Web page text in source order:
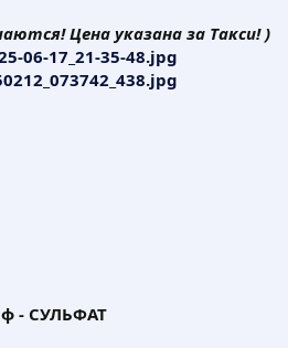
Цена указана за Такси! )
- СУЛЬФАТ